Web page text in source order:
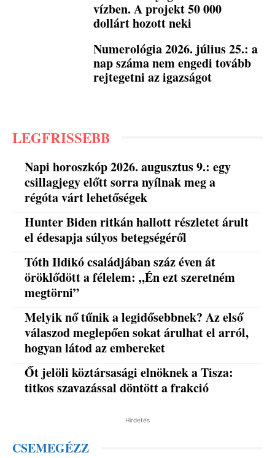
vízben. A projekt 50 000
dollárt hozott neki
Numerológia 2026. július 25.: a
nap száma nem engedi tovább
rejtegetni az igazságot
LEGFRISSEBB
Napi horoszkóp 2026. augusztus 9.: egy
csillagjegy előtt sorra nyílnak meg a
régóta várt lehetőségek
Hunter Biden ritkán hallott részletet árult
el édesapja súlyos betegségéről
Tóth Ildikó családjában száz éven át
öröklődött a félelem: „Én ezt szeretném
megtörni”
Melyik nő tűnik a legidősebbnek? Az első
válaszod meglepően sokat árulhat el arról,
hogyan látod az embereket
Őt jelöli köztársasági elnöknek a Tisza:
titkos szavazással döntött a frakció
Hirdetés
CSEMEGÉZZ